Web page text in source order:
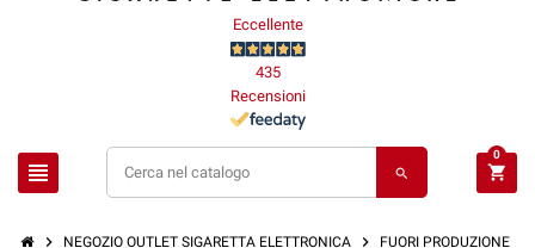
Eccellente
435
Recensioni
view_headline search shopping_cart
0
chevron_right NEGOZIO OUTLET SIGARETTA ELETTRONICA chevron_right FUORI PRODUZIONE